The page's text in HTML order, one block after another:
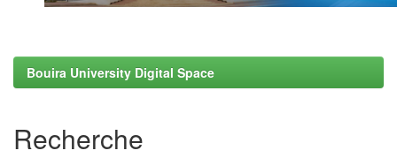
Bouira University Digital Space
Recherche